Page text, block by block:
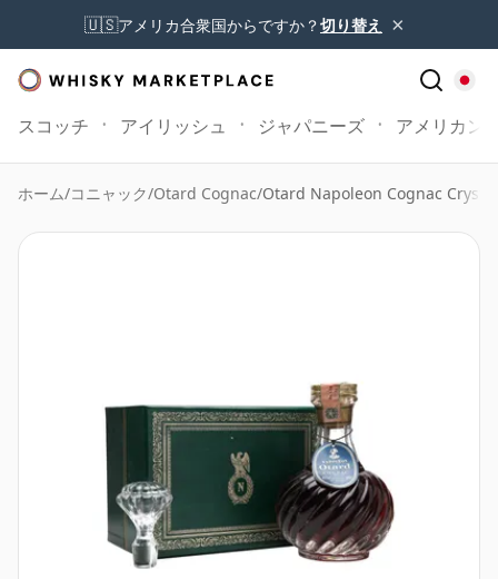
🇺🇸アメリカ合衆国からですか？切り替え ×
スコッチ アイリッシュ ジャパニーズ アメリカン
ホーム/コニャック/Otard Cognac/Otard Napoleon Cognac